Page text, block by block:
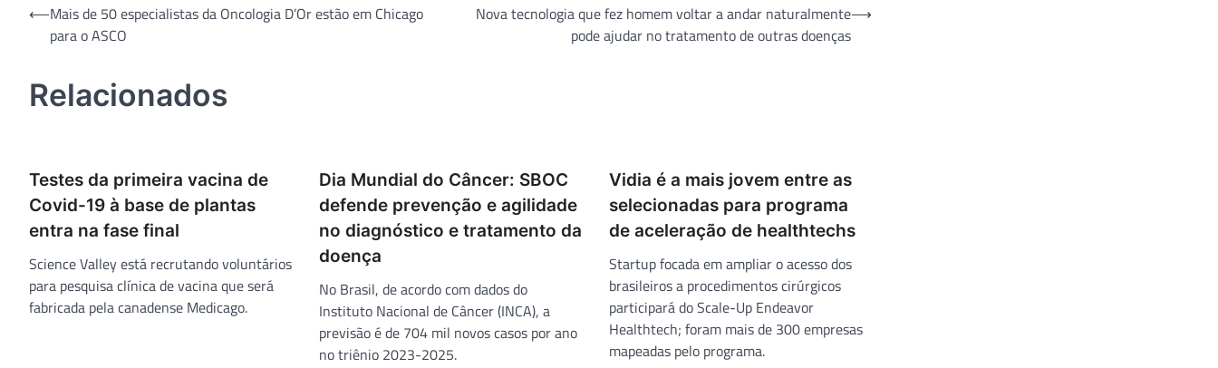
Navegação
⟵Mais de 50 especialistas da Oncologia D’Or estão em Chicago
para o ASCO
Nova tecnologia que fez homem voltar a andar naturalmente
pode ajudar no tratamento de outras doenças
⟶
Relacionados
Testes da primeira vacina de
Covid-19 à base de plantas
entra na fase final
Science Valley está recrutando voluntários
para pesquisa clínica de vacina que será
fabricada pela canadense Medicago.
Dia Mundial do Câncer: SBOC
defende prevenção e agilidade
no diagnóstico e tratamento da
doença
No Brasil, de acordo com dados do
Instituto Nacional de Câncer (INCA), a
previsão é de 704 mil novos casos por ano
no triênio 2023-2025.
Vidia é a mais jovem entre as
selecionadas para programa
de aceleração de healthtechs
Startup focada em ampliar o acesso dos
brasileiros a procedimentos cirúrgicos
participará do Scale-Up Endeavor
Healthtech; foram mais de 300 empresas
mapeadas pelo programa.